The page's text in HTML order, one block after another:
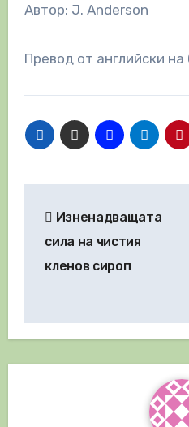
Автор: J. Anderson
Превод от английски на
Изненадващата
сила на чистия
кленов сироп